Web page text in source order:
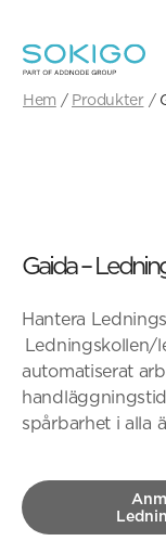
Hem Produkter
Gaida –
Hantera
Ledningskollen/
automatiserat
spårbarhet i alla